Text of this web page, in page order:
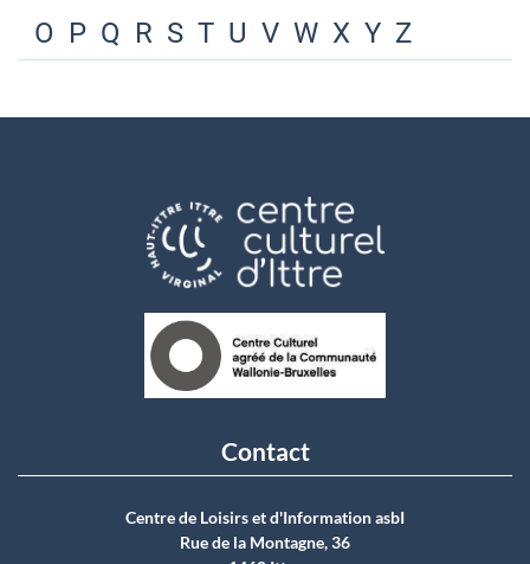
O P Q R S T U V W X Y Z
Contact
Centre de Loisirs et d'Information asbI
Rue de la Montagne, 36